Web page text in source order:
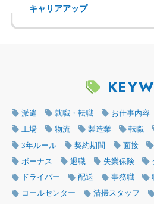
キャリアアップ
派遣 就職・転職 お仕事内容
工場
物流 製造業 転職
3年ルール
契約期間 面接
ボーナス
退職 失業保険
ドライバー
配送 事務職
コールセンター
清掃スタッフ